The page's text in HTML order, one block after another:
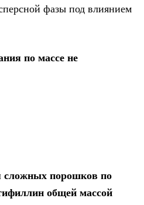
фазы под влиянием
по массе не
сложных порошков по
общей массой